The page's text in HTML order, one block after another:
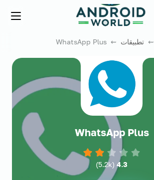
العاب فور نت
⇜ تطبيقات ⇜ WhatsApp Plus
WhatsApp Plus
4.3
(
5.2k
)